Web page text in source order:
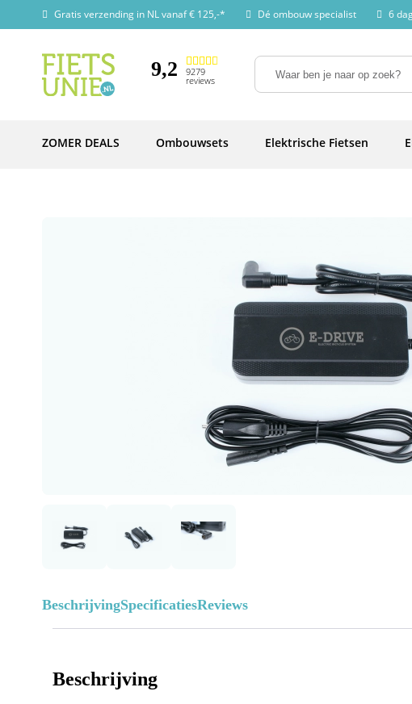
Gratis verzending in NL vanaf € 125,-* Dé ombouw specialist 6
9,2 9279
reviews
ZOMER DEALS Ombouwsets Elektrische Fietsen
BeschrijvingSpecificatiesReviews
Beschrijving